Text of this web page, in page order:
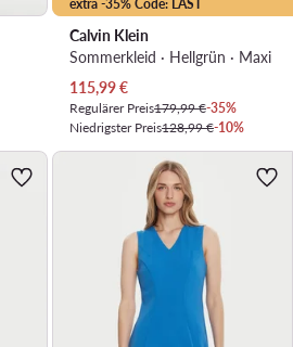
extra -35% Code: LAST
Calvin Klein
Sommerkleid · Hellgrün · Maxi
Aktueller Preis
115,99€
Regulärer Preis179,99 €-35%
Niedrigster Preis128,99 €-10%